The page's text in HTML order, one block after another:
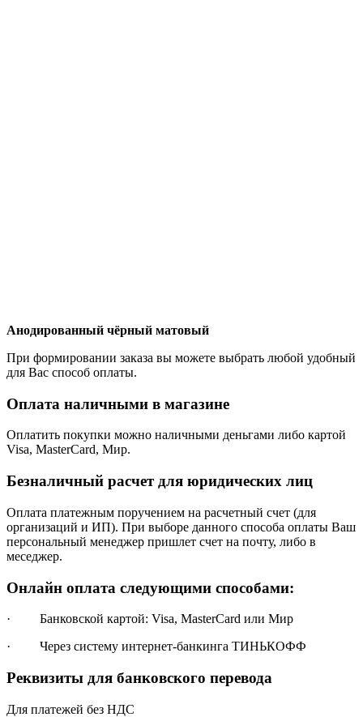
Анодированный чёрный матовый
При формировании заказа вы можете выбрать любой удобный
для Вас способ оплаты.
Оплата наличными в магазине
Оплатить покупки можно наличными деньгами либо картой
Visa, MasterCard, Мир.
Безналичный расчет для юридических лиц
Оплата платежным поручением на расчетный счет (для
организаций и ИП). При выборе данного способа оплаты Ваш
персональный менеджер пришлет счет на почту, либо в
меседжер.
Онлайн оплата следующими способами:
· Банковской картой: Visa, MasterCard или Мир
· Через систему интернет-банкинга ТИНЬКОФФ
Реквизиты для банковского перевода
Для платежей без НДС